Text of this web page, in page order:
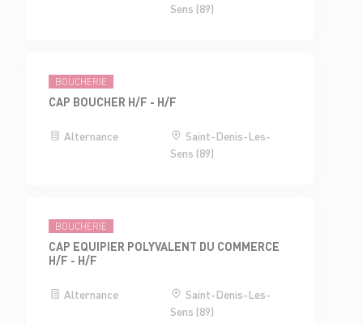
Sens (89)
BOUCHERIE
CAP BOUCHER H/F - H/F
Alternance
Saint-Denis-Les-
Sens (89)
BOUCHERIE
CAP EQUIPIER POLYVALENT DU COMMERCE
H/F - H/F
Alternance
Saint-Denis-Les-
Sens (89)